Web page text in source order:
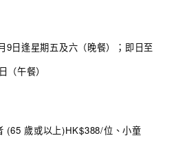
9日逢星期五及六（晚餐）；即日至
午餐）
(65 歲或以上)HK$388/位、小童